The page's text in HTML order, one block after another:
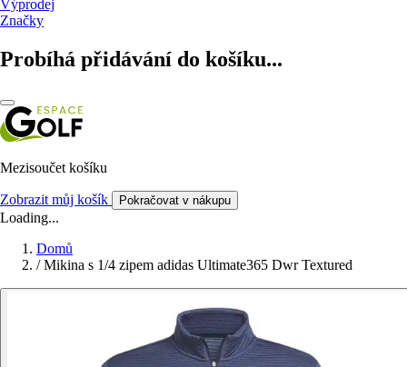
Výprodej
Značky
Probíhá přidávání do košíku...
Mezisoučet košíku
Zobrazit můj košík Pokračovat v nákupu
Loading...
Domů
/ Mikina s 1/4 zipem adidas Ultimate365 Dwr Textured